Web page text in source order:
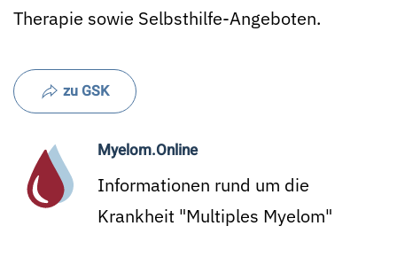
Therapie sowie Selbsthilfe-Angeboten.
zu GSK
Myelom.Online
Informationen rund um die
Krankheit "Multiples Myelom"